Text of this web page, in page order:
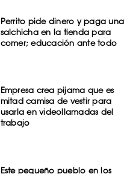
Perrito pide dinero y paga una
salchicha en la tienda para
comer; educación ante todo
Empresa crea pijama que es
mitad camisa de vestir para
usarla en videollamadas del
trabajo
Este pequeño pueblo en los